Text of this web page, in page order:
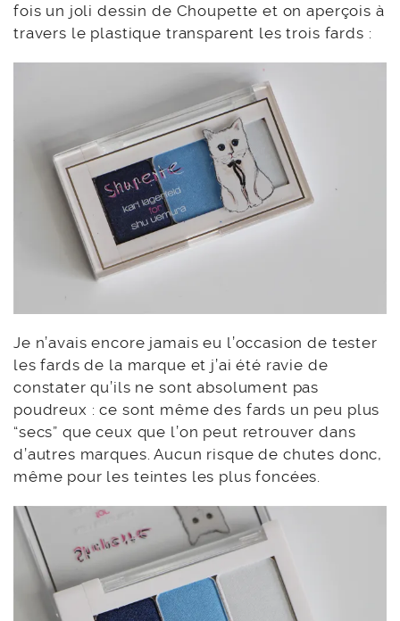
fois un joli dessin de Choupette et on aperçois à
travers le plastique transparent les trois fards :
Je n’avais encore jamais eu l’occasion de tester
les fards de la marque et j’ai été ravie de
constater qu’ils ne sont absolument pas
poudreux : ce sont même des fards un peu plus
“secs” que ceux que l’on peut retrouver dans
d’autres marques. Aucun risque de chutes donc,
même pour les teintes les plus foncées.